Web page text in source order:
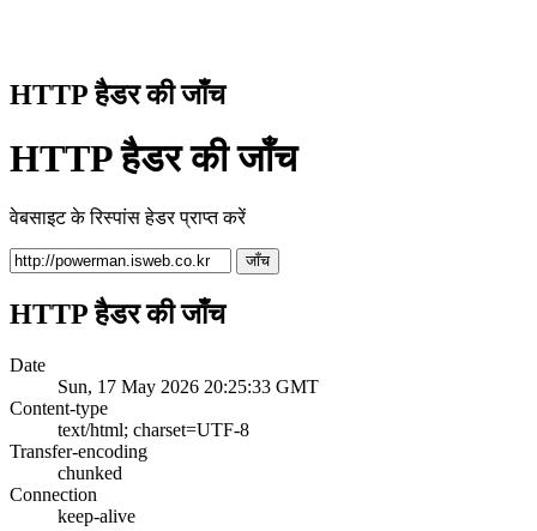
HTTP हैडर की जाँच
HTTP हैडर की जाँच
वेबसाइट के रिस्पांस हेडर प्राप्त करें
जाँच
HTTP हैडर की जाँच
Date
Sun, 17 May 2026 20:25:33 GMT
Content-type
text/html; charset=UTF-8
Transfer-encoding
chunked
Connection
keep-alive